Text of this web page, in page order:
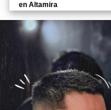
en Altamira